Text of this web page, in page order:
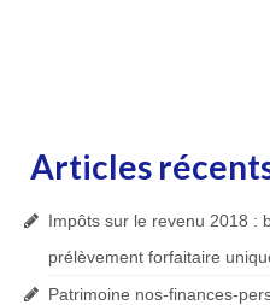
Articles
Impôts sur le revenu 2018 :
prélèvement forfaitaire
Patrimoine nos-finances-